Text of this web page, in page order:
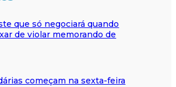
que só negociará quando
de violar memorando de
começam na sexta-feira